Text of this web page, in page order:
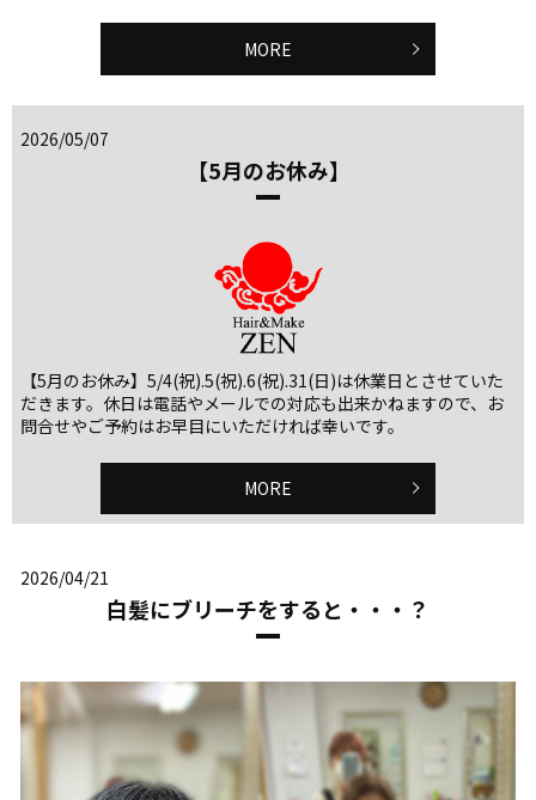
MORE
2026/05/07
【5月のお休み】
【5月のお休み】5/4(祝).5(祝).6(祝).31(日)は休業日とさせていた
だきます。休日は電話やメールでの対応も出来かねますので、お
問合せやご予約はお早目にいただければ幸いです。
MORE
2026/04/21
白髪にブリーチをすると・・・？